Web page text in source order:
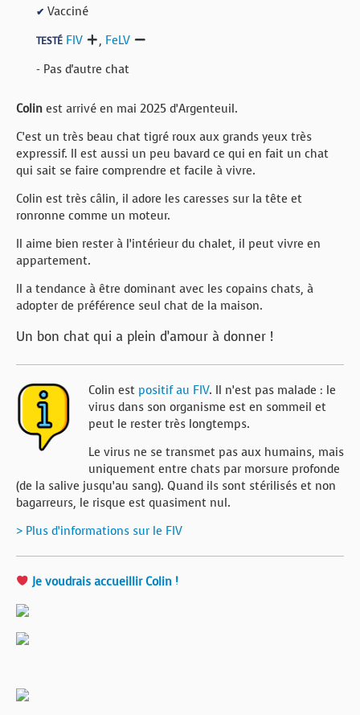
✔ Vacciné
TESTÉ FIV , FeLV
- Pas d'autre chat
Colin est arrivé en mai 2025 d’Argenteuil.
C’est un très beau chat tigré roux aux grands yeux très
expressif. Il est aussi un peu bavard ce qui en fait un chat
qui sait se faire comprendre et facile à vivre.
Colin est très câlin, il adore les caresses sur la tête et
ronronne comme un moteur.
Il aime bien rester à l’intérieur du chalet, il peut vivre en
appartement.
Il a tendance à être dominant avec les copains chats, à
adopter de préférence seul chat de la maison.
Un bon chat qui a plein d’amour à donner !
Colin est positif au FIV. Il n’est pas malade : le
virus dans son organisme est en sommeil et
peut le rester très longtemps.
Le virus ne se transmet pas aux humains, mais
uniquement entre chats par morsure profonde
(de la salive jusqu’au sang). Quand ils sont stérilisés et non
bagarreurs, le risque est quasiment nul.
> Plus d’informations sur le FIV
Je voudrais accueillir Colin !